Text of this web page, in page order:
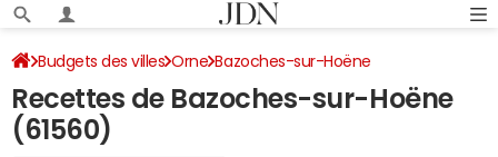
Budgets des villes Orne Bazoches-sur-Hoëne
Recettes 2024
Recettes de Bazoches-sur-Hoëne
(61560)